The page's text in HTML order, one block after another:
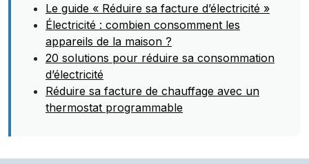
Le guide « Réduire sa facture d’électricité »
Électricité : combien consomment les
appareils de la maison ?
20 solutions pour réduire sa consommation
d’électricité
Réduire sa facture de chauffage avec un
thermostat programmable